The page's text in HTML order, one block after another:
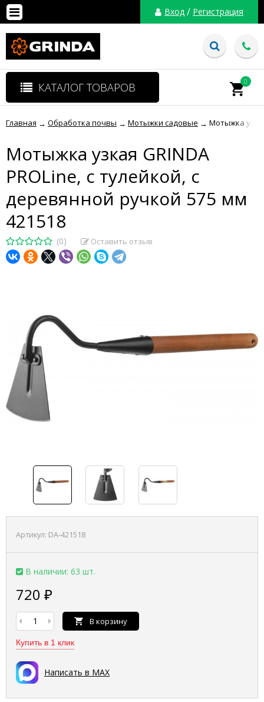
Вход / Регистрация
КАТАЛОГ ТОВАРОВ 0
Главная → Обработка почвы → Мотыжки садовые → Мотыжка
Мотыжка узкая GRINDA
PROLine, с тулейкой, с
деревянной ручкой 575 мм
421518
(0) Оставить отзыв
Артикул: DA-421518
В наличии: 63 шт.
720 ₽
В корзину
Купить в 1 клик
Написать в MAX